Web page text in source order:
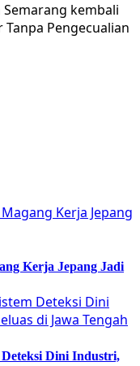
kembali
Pengecualian
Kerja Jepang Jadi
Dini Industri,